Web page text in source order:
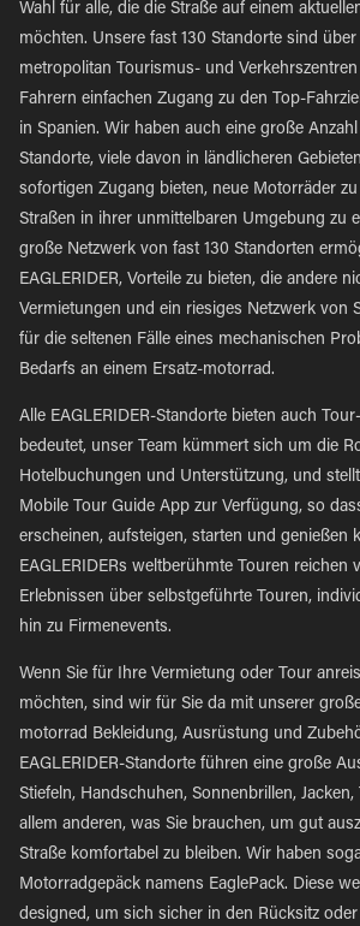
Wahl für alle, die die Straße auf einem
möchten. Unsere fast 130 Standorte sind
metropolitan Tourismus- und
Fahrern einfachen Zugang zu den Top-
in Spanien. Wir haben auch eine große
Standorte, viele davon in ländlicheren
sofortigen Zugang bieten, neue Motorräder
Straßen in ihrer unmittelbaren Umgebung zu
große Netzwerk von fast 130 Standorten
EAGLERIDER, Vorteile zu bieten, die andere
Vermietungen und ein riesiges Netzwerk von
für die seltenen Fälle eines mechanischen
Bedarfs an einem Ersatz-motorrad.
Alle EAGLERIDER-Standorte bieten auch
bedeutet, unser Team kümmert sich um die
Hotelbuchungen und Unterstützung, und
Mobile Tour Guide App zur Verfügung, so
erscheinen, aufsteigen, starten und genießen
EAGLERIDERs weltberühmte Touren reichen
Erlebnissen über selbstgeführte Touren,
hin zu Firmenevents.
Wenn Sie für Ihre Vermietung oder Tour
möchten, sind wir für Sie da mit unserer
motorrad Bekleidung, Ausrüstung und
EAGLERIDER-Standorte führen eine große
Stiefeln, Handschuhen, Sonnenbrillen,
allem anderen, was Sie brauchen, um gut
Straße komfortabel zu bleiben. Wir haben
Motorradgepäck namens EaglePack. Diese
designed, um sich sicher in den Rücksitz